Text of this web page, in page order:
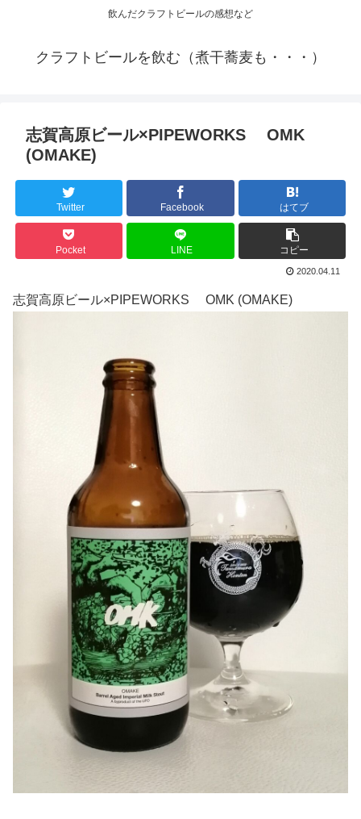
飲んだクラフトビールの感想など
クラフトビールを飲む（煮干蕎麦も・・・）
志賀高原ビール×PIPEWORKS OMK
(OMAKE)
Twitter Facebook はてブ
Pocket LINE コピー
2020.04.11
志賀高原ビール×PIPEWORKS OMK (OMAKE)